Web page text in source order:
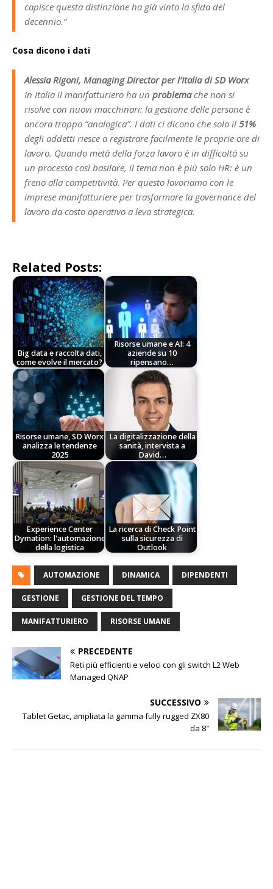
capisce questa distinzione ha già vinto la sfida del
decennio.”
Cosa dicono i dati
Alessia Rigoni, Managing Director per l’Italia di SD Worx
In Italia il manifatturiero ha un problemache non si
risolve con nuovi macchinari: la gestione delle persone è
ancora troppo “analogica”. I dati ci dicono che solo il 51%
degli addetti riesce a registrare facilmente le proprie ore di
lavoro. Quando metà della forza lavoro è in difficoltà su
un processo così basilare, il tema non è più solo HR: è un
freno alla competitività. Per questo lavoriamo con le
imprese manifatturiere per trasformare la governance del
lavoro da costo operativo a leva strategica.
Related Posts:
Big data e raccolta dati,
come evolve il mercato?
Risorse umane e AI: 4
aziende su 10
ripensano…
Risorse umane, SD Worx
analizza le tendenze
2025
La digitalizzazione della
sanità, intervista a
David…
Experience Center
Dymation: l'automazione
della logistica
La ricerca di Check Point
sulla sicurezza di
Outlook
AUTOMAZIONE DINAMICA DIPENDENTI
GESTIONE GESTIONE DEL TEMPO
MANIFATTURIERO RISORSE UMANE
PRECEDENTE
Reti più efficienti e veloci con gli switch L2 Web
Managed QNAP
SUCCESSIVO
Tablet Getac, ampliata la gamma fully rugged ZX80
da 8″